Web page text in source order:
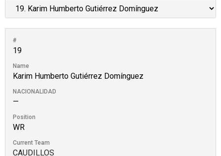
#
19
Name
Karim Humberto Gutiérrez Domínguez
NACIONALIDAD
—
Position
WR
Current Team
CAUDILLOS